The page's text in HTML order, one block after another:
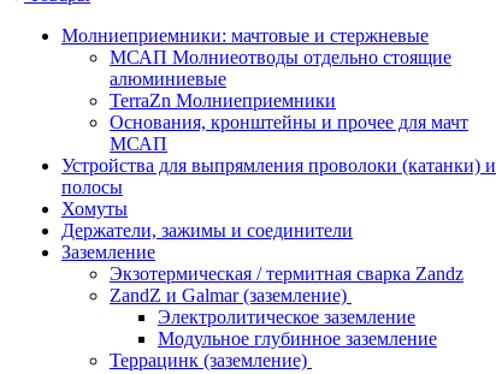
Молниеприемники: мачтовые и стержневые
МСАП Молниеотводы отдельно стоящие
алюминиевые
TerraZn Молниеприемники
Основания, кронштейны и прочее для мачт
МСАП
Устройства для выпрямления проволоки (катанки) и
полосы
Хомуты
Держатели, зажимы и соединители
Заземление
Экзотермическая / термитная сварка Zandz
ZandZ и Galmar (заземление)
Электролитическое заземление
Модульное глубинное заземление
Террацинк (заземление)